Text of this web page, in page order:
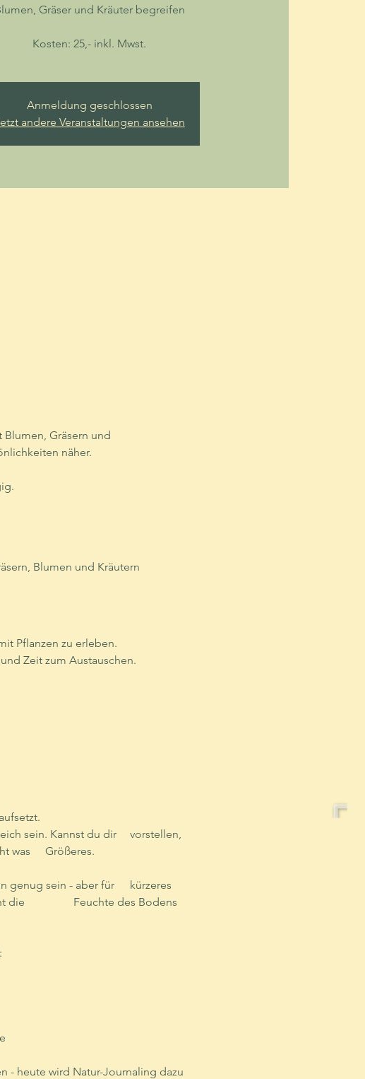
Gräser und Kräuter begreifen
Kosten: 25,- inkl. Mwst.
Anmeldung geschlossen
andere Veranstaltungen ansehen
Gräsern und
näher.
Blumen und Kräutern
Pflanzen zu erleben.
Zeit zum Austauschen.
dass du eine Person bist, die sich auch richtig in die Wiese legt? Na, dann vielleicht was 	Größeres.
- heute wird Natur-Journaling dazu